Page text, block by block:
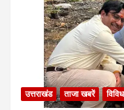
उत्तराखंड ताजा खबरें विविध